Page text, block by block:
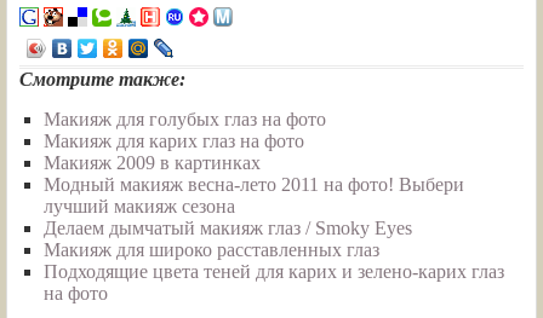
Смотрите также:
Макияж для голубых глаз на фото
Макияж для карих глаз на фото
Макияж 2009 в картинках
Модный макияж весна-лето 2011 на фото! Выбери
лучший макияж сезона
Делаем дымчатый макияж глаз / Smoky Eyes
Макияж для широко расставленных глаз
Подходящие цвета теней для карих и зелено-карих глаз
на фото